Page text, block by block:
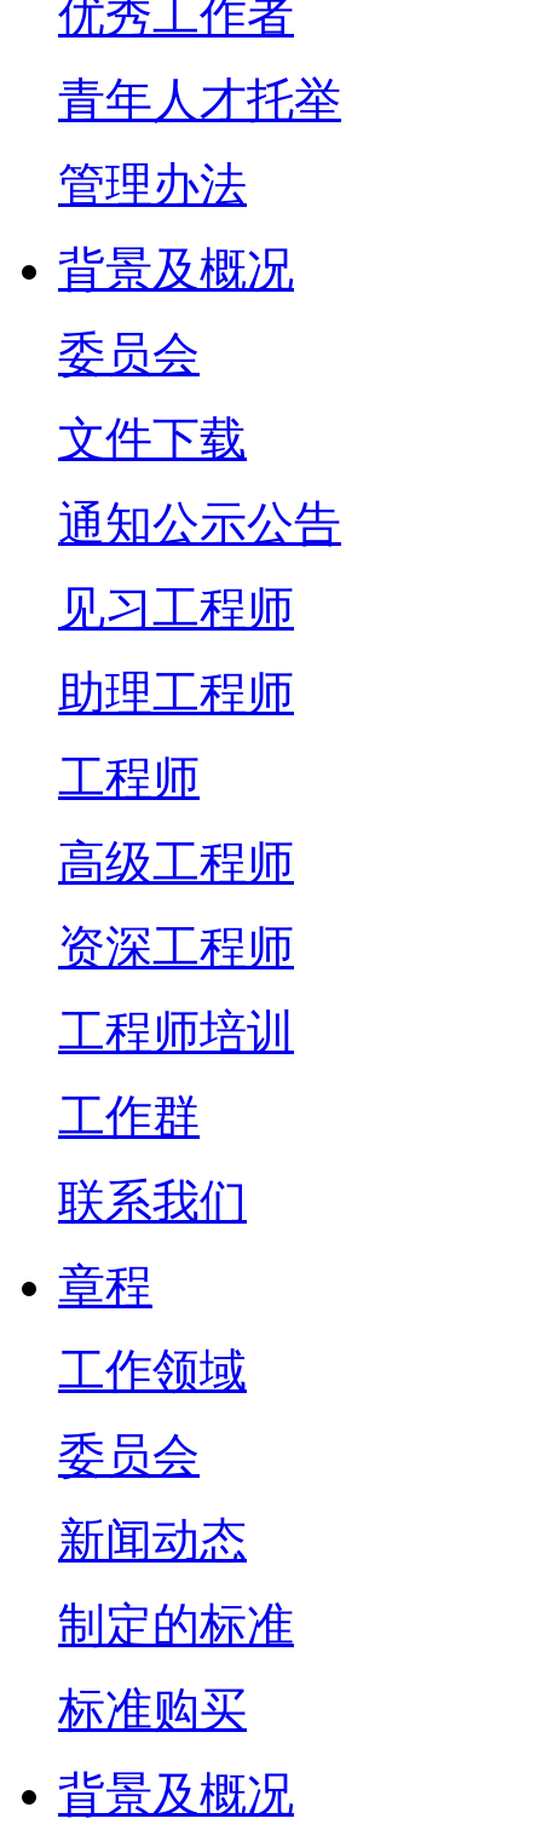
优秀工作者
青年人才托举
管理办法
背景及概况
委员会
文件下载
通知公示公告
见习工程师
助理工程师
工程师
高级工程师
资深工程师
工程师培训
工作群
联系我们
章程
工作领域
委员会
新闻动态
制定的标准
标准购买
背景及概况